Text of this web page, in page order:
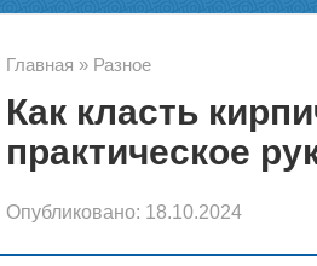
Главная » Разное
Как класть
практическое
Опубликовано: 18.10.2024